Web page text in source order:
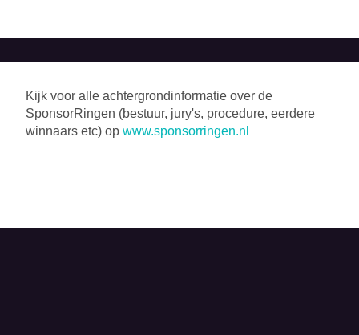
Kijk voor alle achtergrondinformatie over de
SponsorRingen (bestuur, jury's, procedure, eerdere
winnaars etc) op www.sponsorringen.nl